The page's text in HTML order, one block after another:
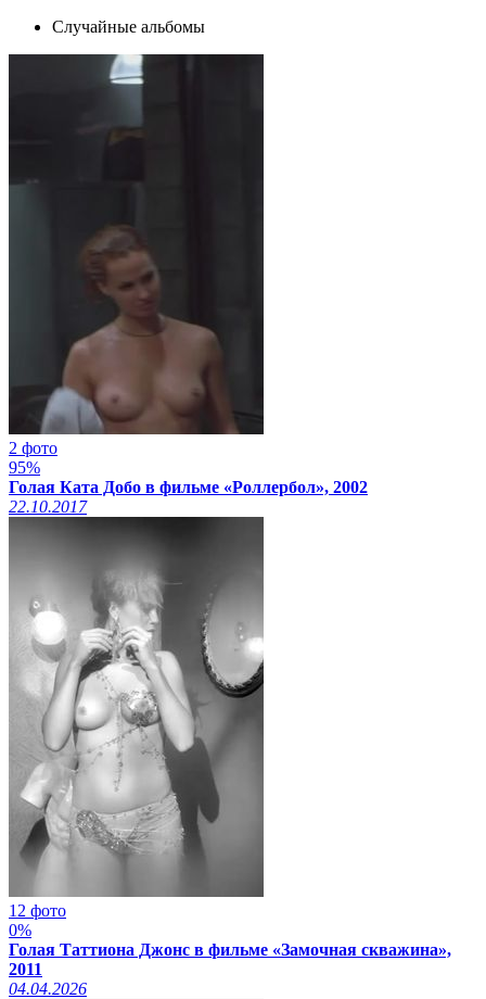
Случайные альбомы
2 фото
95%
Голая Ката Добо в фильме «Роллербол», 2002
22.10.2017
12 фото
0%
Голая Таттиона Джонс в фильме «Замочная скважина»,
2011
04.04.2026